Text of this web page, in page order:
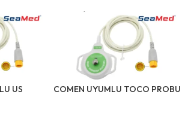
US
COMEN UYUMLU TOCO PROBU